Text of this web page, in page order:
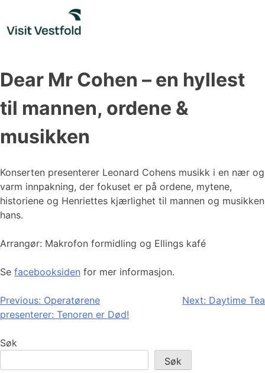
content
Dear Mr Cohen – en hyllest
til mannen, ordene &
musikken
Konserten presenterer Leonard Cohens musikk i en nær og
varm innpakning, der fokuset er på ordene, mytene,
historiene og Henriettes kjærlighet til mannen og musikken
hans.
Arrangør: Makrofon formidling og Ellings kafé
Se facebooksiden for mer informasjon.
Innleggsnavigasjon
Previous: Operatørene
presenterer: Tenoren er Død!
Next: Daytime Tea
Søk
Søk